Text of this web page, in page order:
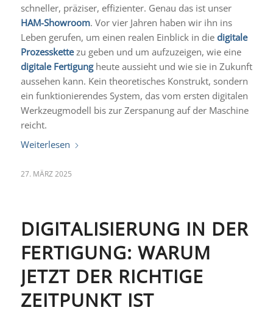
schneller, präziser, effizienter. Genau das ist unser
HAM-Showroom. Vor vier Jahren haben wir ihn ins
Leben gerufen, um einen realen Einblick in die digitale
Prozesskettezu geben und um aufzuzeigen, wie eine
digitale Fertigungheute aussieht und wie sie in Zukunft
aussehen kann. Kein theoretisches Konstrukt, sondern
ein funktionierendes System, das vom ersten digitalen
Werkzeugmodell bis zur Zerspanung auf der Maschine
reicht.
Weiterlesen
27. MÄRZ 2025
DIGITALISIERUNG IN DER
FERTIGUNG: WARUM
JETZT DER RICHTIGE
ZEITPUNKT IST